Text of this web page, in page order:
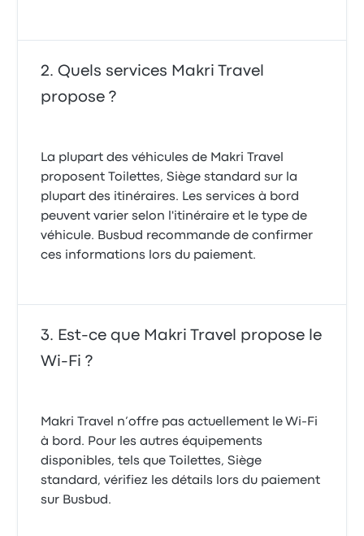
Quels services Makri Travel
propose ?
La plupart des véhicules de Makri Travel
proposent Toilettes, Siège standard sur la
plupart des itinéraires. Les services à bord
peuvent varier selon l'itinéraire et le type de
véhicule. Busbud recommande de confirmer
ces informations lors du paiement.
Est-ce que Makri Travel propose le
Wi-Fi ?
Makri Travel n’offre pas actuellement le Wi-Fi
à bord. Pour les autres équipements
disponibles, tels que Toilettes, Siège
standard, vérifiez les détails lors du paiement
sur Busbud.